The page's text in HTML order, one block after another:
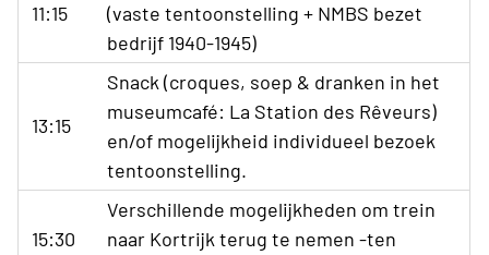
11:15
(vaste tentoonstelling + NMBS bezet
bedrijf 1940-1945)
13:15
Snack (croques, soep & dranken in het
museumcafé: La Station des Rêveurs)
en/of mogelijkheid individueel bezoek
tentoonstelling.
15:30
Verschillende mogelijkheden om trein
naar Kortrijk terug te nemen -ten